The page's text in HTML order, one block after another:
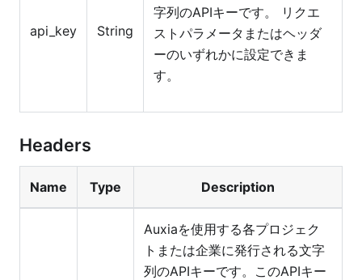
api_key String
字列のAPIキーです。 リクエ
ストパラメータまたはヘッダ
ーのいずれかに設定できま
す。
Headers
Name Type Description
Auxiaを使用する各プロジェク
トまたは企業に発行される文字
列のAPIキーです。このAPIキー